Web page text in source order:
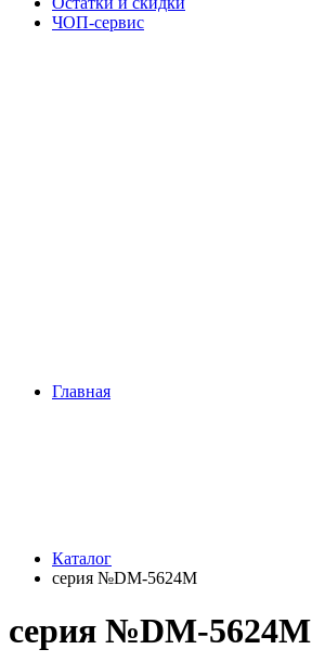
ЧОП-сервис
Главная
Каталог
серия №DM-5624M
серия №DM-5624M